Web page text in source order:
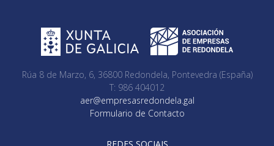
Rúa 8 de Marzo, 6, 36800 Redondela, Pontevedra (España)
T: 986 404012
aer@empresasredondela.gal
Formulario de Contacto